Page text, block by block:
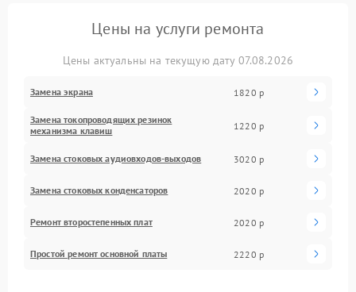
Цены на услуги ремонта
Цены актуальны на текущую дату 07.08.2026
Замена экрана 1820 р
Замена токопроводящих резинок
механизма клавиш
1220 р
Замена стоковых аудиовходов-выходов 3020 р
Замена стоковых конденсаторов 2020 р
Ремонт второстепенных плат 2020 р
Простой ремонт основной платы 2220 р